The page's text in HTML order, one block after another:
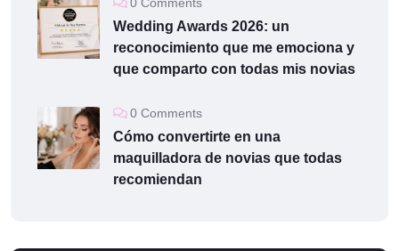
Wedding Awards 2026: un
reconocimiento que me emociona y
que comparto con todas mis novias
0 Comments
Cómo convertirte en una
maquilladora de novias que todas
recomiendan